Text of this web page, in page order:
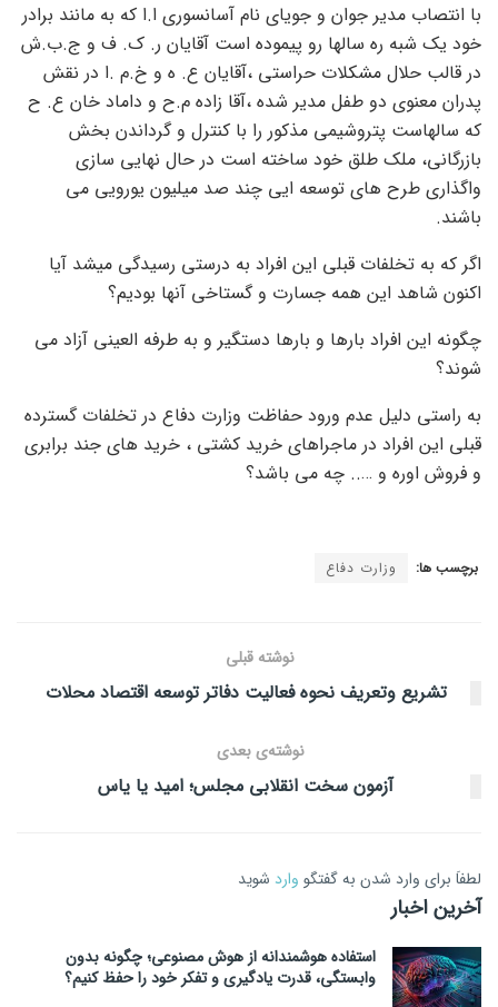
با انتصاب مدیر جوان و جویای نام آسانسوری ا.ا که به مانند برادر
خود یک شبه ره سالها رو پیموده است آقایان ر. ک. ف و ج.ب.ش
در قالب حلال مشکلات حراستی ،آقایان ع. ه و خ.م .ا در نقش
پدران معنوی دو طفل مدیر شده ،آقا زاده م.ح و داماد خان ع. ح
که سالهاست پتروشیمی مذکور را با کنترل و گرداندن بخش
بازرگانی، ملک طلق خود ساخته است در حال نهایی سازی
واگذاری طرح های توسعه ایی چند صد میلیون یورویی می
باشند.
اگر که به تخلفات قبلی این افراد به درستی رسیدگی میشد آیا
اکنون شاهد این همه جسارت و گستاخی آنها بودیم؟
چگونه این افراد بارها و بارها دستگیر و به طرفه العینی آزاد می
شوند؟
به راستی دلیل عدم ورود حفاظت وزارت دفاع در تخلفات گسترده
قبلی این افراد در ماجراهای خرید کشتی ، خرید های جند برابری
و فروش اوره و ….. چه می باشد؟
برچسب ها: وزارت دفاع
نوشته قبلی
تشریع وتعریف نحوه فعالیت دفاتر توسعه اقتصاد محلات
نوشته‌ی بعدی
آزمون سخت انقلابی‌ مجلس؛ امید یا یاس
لطفاَ برای وارد شدن به گفتگو وارد شوید
آخرین اخبار
استفاده هوشمندانه از هوش مصنوعی؛ چگونه بدون
وابستگی، قدرت یادگیری و تفکر خود را حفظ کنیم؟